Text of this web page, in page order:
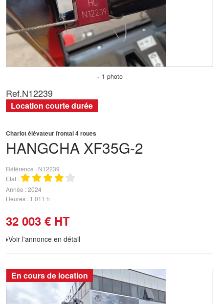
+ 1 photo
HANGCHA XF35G-2
Chariot élévateur frontal 4 roues
Référence
N12239
État
Année 2024
Heures 1 011 h
32 003 € HT
Voir l'annonce en détail
Ref.N12239
Location courte durée
En cours de location